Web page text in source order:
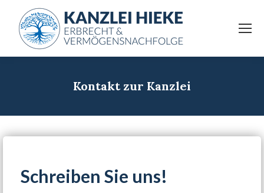
Kontakt zur Kanzlei
Schreiben Sie uns!